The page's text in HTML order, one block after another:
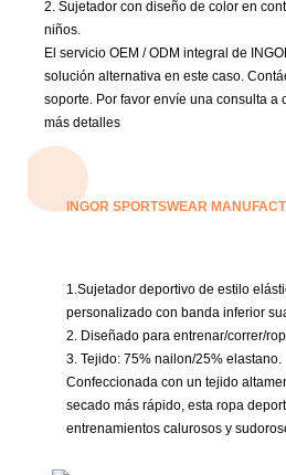
2. Sujetador con diseño de color en
niños.
El servicio OEM / ODM integral de
solución alternativa en este caso.
soporte. Por favor envíe una consulta a
más detalles
INGOR SPORTSWEAR
1.Sujetador deportivo de estilo
personalizado con banda inferior
2. Diseñado para entrenar/correr/
3. Tejido: 75% nailon/25% elastano.
Confeccionada con un tejido
secado más rápido, esta ropa
entrenamientos calurosos y